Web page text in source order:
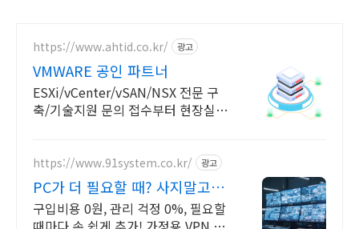
https://www.ahtid.co.kr/ 광고
VMWARE 공인 파트너
ESXi/vCenter/vSAN/NSX 전문 구
축/기술지원 문의 접수부터 현장실사
https://www.91system.co.kr/ 광고
PC가 더 필요할 때? 사지말고
가상으로 추가하세요
구입비용 0원, 관리 걱정 0%, 필요할